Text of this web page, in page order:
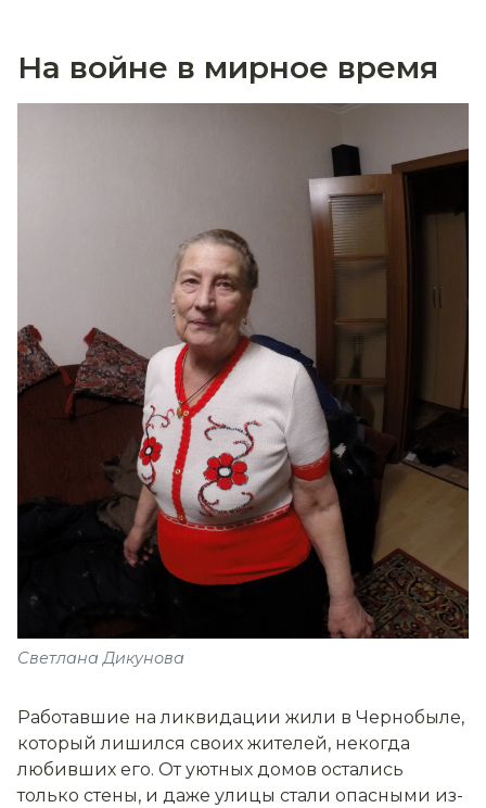
На войне в мирное время
Светлана Дикунова
Работавшие на ликвидации жили в Чернобыле,
который лишился своих жителей, некогда
любивших его. От уютных домов остались
только стены, и даже улицы стали опасными из-